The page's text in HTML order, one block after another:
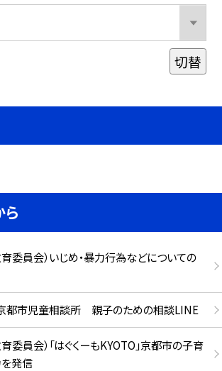
切替
委員会）いじめ・暴力行為などについての
京都市児童相談所 親子のための相談LINE
委員会）「はぐくーもKYOTO」京都市の子育
発信